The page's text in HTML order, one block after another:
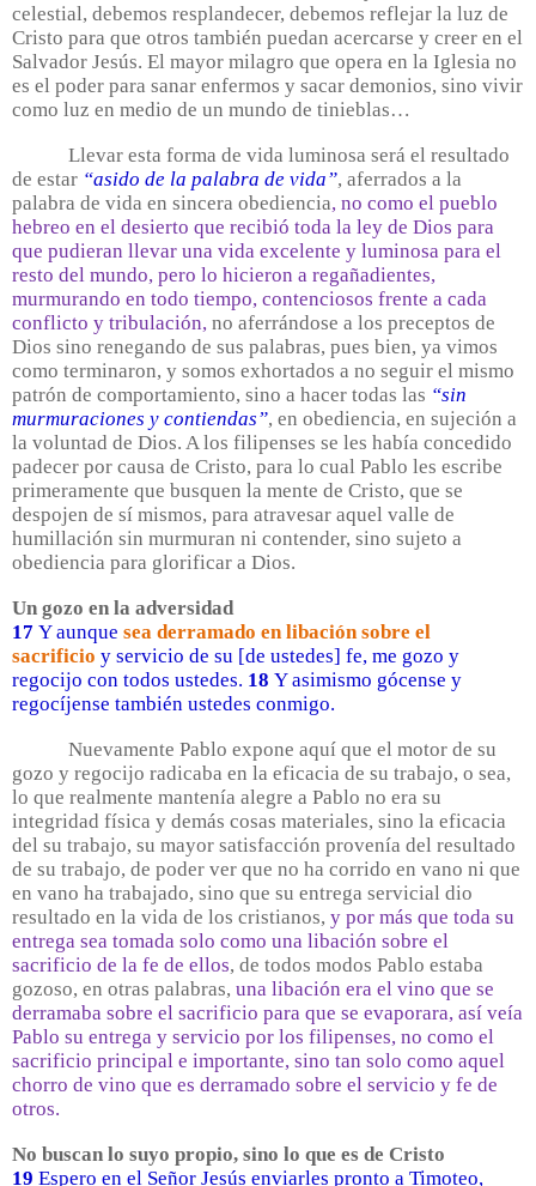
celestial, debemos resplandecer, debemos reflejar la luz de
Cristo para que otros también puedan acercarse y creer en el
Salvador Jesús. El mayor milagro que opera en la Iglesia no
es el poder para sanar enfermos y sacar demonios, sino vivir
como luz en medio de un mundo de tinieblas…
Llevar esta forma de vida luminosa será el resultado
de estar “asido de la palabra de vida”, aferrados a la
palabra de vida en sincera obediencia, no como el pueblo
hebreo en el desierto que recibió toda la ley de Dios para
que pudieran llevar una vida excelente y luminosa para el
resto del mundo, pero lo hicieron a regañadientes,
murmurando en todo tiempo, contenciosos frente a cada
conflicto y tribulación, no aferrándose a los preceptos de
Dios sino renegando de sus palabras, pues bien, ya vimos
como terminaron, y somos exhortados a no seguir el mismo
patrón de comportamiento, sino a hacer todas las “sin
murmuraciones y contiendas”, en obediencia, en sujeción a
la voluntad de Dios. A los filipenses se les había concedido
padecer por causa de Cristo, para lo cual Pablo les escribe
primeramente que busquen la mente de Cristo, que se
despojen de sí mismos, para atravesar aquel valle de
humillación sin murmuran ni contender, sino sujeto a
obediencia para glorificar a Dios.
Un gozo en la adversidad
17 Y aunque sea derramado en libación sobre el
sacrificio y servicio de su [de ustedes] fe, me gozo y
regocijo con todos ustedes. 18 Y asimismo gócense y
regocíjense también ustedes conmigo.
Nuevamente Pablo expone aquí que el motor de su
gozo y regocijo radicaba en la eficacia de su trabajo, o sea,
lo que realmente mantenía alegre a Pablo no era su
integridad física y demás cosas materiales, sino la eficacia
del su trabajo, su mayor satisfacción provenía del resultado
de su trabajo, de poder ver que no ha corrido en vano ni que
en vano ha trabajado, sino que su entrega servicial dio
resultado en la vida de los cristianos, y por más que toda su
entrega sea tomada solo como una libación sobre el
sacrificio de la fe de ellos, de todos modos Pablo estaba
gozoso, en otras palabras, una libación era el vino que se
derramaba sobre el sacrificio para que se evaporara, así veía
Pablo su entrega y servicio por los filipenses, no como el
sacrificio principal e importante, sino tan solo como aquel
chorro de vino que es derramado sobre el servicio y fe de
otros.
No buscan lo suyo propio, sino lo que es de Cristo
19 Espero en el Señor Jesús enviarles pronto a Timoteo,